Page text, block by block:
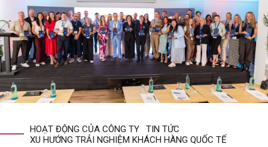
HOẠT ĐỘNG CỦA CÔNG TY
TIN TỨC
XU HƯỚNG TRẢI NGHIỆM KHÁCH HÀNG QUỐC TẾ